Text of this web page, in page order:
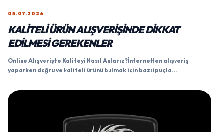
05.07.2026
KALITELI ÜRÜN ALIŞVERIŞINDE DIKKAT
EDILMESI GEREKENLER
Online Alışverişte Kaliteyi Nasıl Anlarız?İnternetten alışveriş
yaparken doğru ve kaliteli ürünü bulmak için bazı ipuçla...